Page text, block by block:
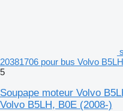
20381706 pour bus Volvo
5
Soupape moteur Volvo
Volvo B5LH, B0E (2008-)